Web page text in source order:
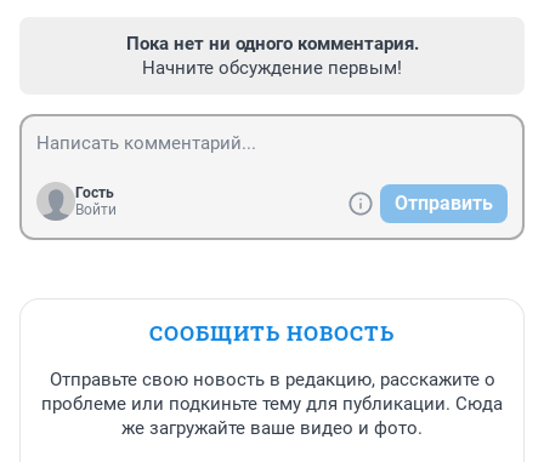
Пока нет ни одного комментария.
Начните обсуждение первым!
Гость
Войти
Отправить
СООБЩИТЬ НОВОСТЬ
Отправьте свою новость в редакцию, расскажите о
проблеме или подкиньте тему для публикации. Сюда
же загружайте ваше видео и фото.